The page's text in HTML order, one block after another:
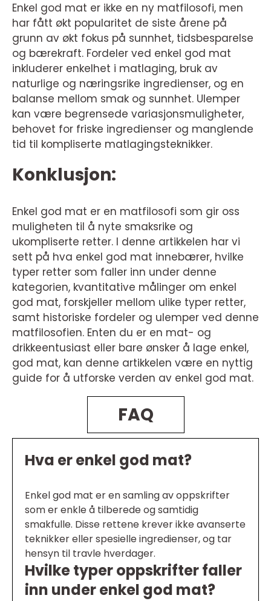
Enkel god mat er ikke en ny matfilosofi, men
har fått økt popularitet de siste årene på
grunn av økt fokus på sunnhet, tidsbesparelse
og bærekraft. Fordeler ved enkel god mat
inkluderer enkelhet i matlaging, bruk av
naturlige og næringsrike ingredienser, og en
balanse mellom smak og sunnhet. Ulemper
kan være begrensede variasjonsmuligheter,
behovet for friske ingredienser og manglende
tid til kompliserte matlagingsteknikker.
Konklusjon:
Enkel god mat er en matfilosofi som gir oss
muligheten til å nyte smaksrike og
ukompliserte retter. I denne artikkelen har vi
sett på hva enkel god mat innebærer, hvilke
typer retter som faller inn under denne
kategorien, kvantitative målinger om enkel
god mat, forskjeller mellom ulike typer retter,
samt historiske fordeler og ulemper ved denne
matfilosofien. Enten du er en mat- og
drikkeentusiast eller bare ønsker å lage enkel,
god mat, kan denne artikkelen være en nyttig
guide for å utforske verden av enkel god mat.
FAQ
Hva er enkel god mat?
Enkel god mat er en samling av oppskrifter
som er enkle å tilberede og samtidig
smakfulle. Disse rettene krever ikke avanserte
teknikker eller spesielle ingredienser, og tar
hensyn til travle hverdager.
Hvilke typer oppskrifter faller
inn under enkel god mat?